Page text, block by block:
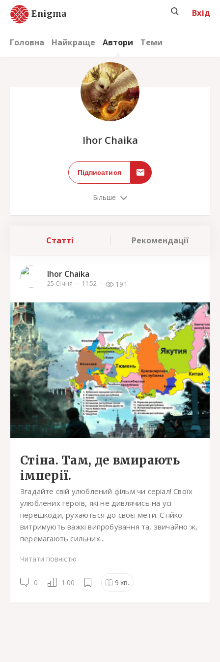
Enigma
Головна Найкраще Автори Теми
Вхід
Ihor Chaika
Підписатися
Більше
Статті Рекомендації
Ihor Chaika
25 Січня 11:52 191
Стіна. Там, де вмирають
імперії.
Згадайте свій улюблений фільм чи серіал! Своїх
улюблених героїв, які не дивлячись на усі
перешкоди, рухаються до своєї мети. Стійко
витримують важкі випробування та, звичайно ж,
перемагають сильних...
Читати повністю
0 1.00 9 хв.